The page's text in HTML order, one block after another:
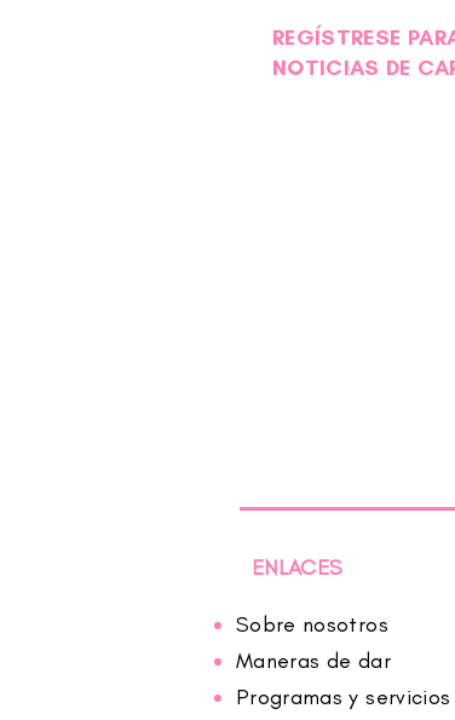
REGÍSTRESE
NOTICIAS DE
ENLACES
Sobre nosotros
Maneras de dar
Programas y servicios